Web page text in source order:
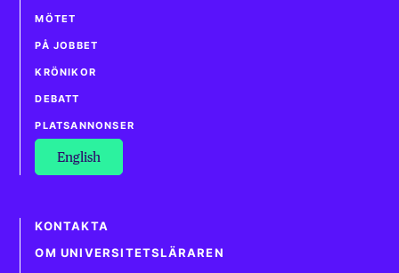
MÖTET
PÅ JOBBET
KRÖNIKOR
DEBATT
PLATSANNONSER
English
KONTAKTA
OM UNIVERSITETSLÄRAREN